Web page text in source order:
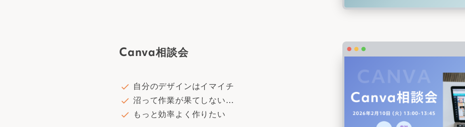
Canva相談会
自分のデザインはイマイチ
沼って作業が果てしない…
もっと効率よく作りたい